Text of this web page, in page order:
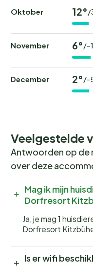
Oktober 12°/
November 6°/-
December 2°/-
Veelgestelde
Antwoorden op de
over deze
Mag ik mijn
Dorfresort
Ja, je mag 1
Dorfresort
Is er wifi